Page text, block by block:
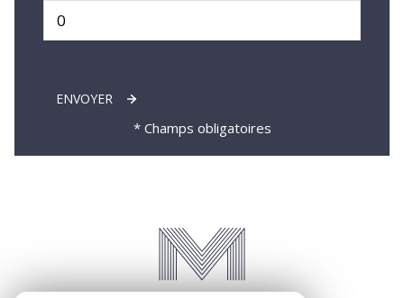
ENVOYER
* Champs obligatoires